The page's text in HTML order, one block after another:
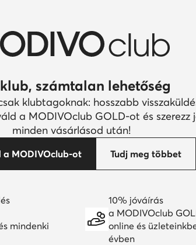
számtalan lehetőség
klubtagoknak: hosszabb
a MODIVOclub GOLD-ot és szerezz
minden vásárlásod után!
a MODIVOclub-ot Tudj meg többet
mindenki
10% jóváírás
a MODIVOclub
online és
évben